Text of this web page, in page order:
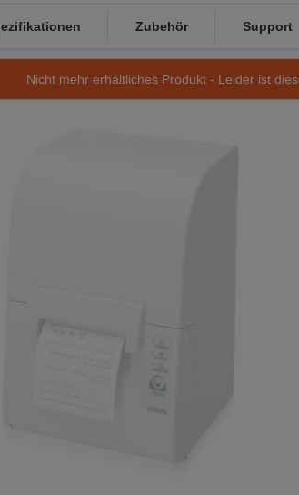
Zubehör Support
Nicht mehr erhältliches Produkt - Leider ist